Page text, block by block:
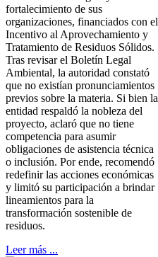
fortalecimiento de sus
organizaciones, financiados con el
Incentivo al Aprovechamiento y
Tratamiento de Residuos Sólidos.
Tras revisar el Boletín Legal
Ambiental, la autoridad constató
que no existían pronunciamientos
previos sobre la materia. Si bien la
entidad respaldó la nobleza del
proyecto, aclaró que no tiene
competencia para asumir
obligaciones de asistencia técnica
o inclusión. Por ende, recomendó
redefinir las acciones económicas
y limitó su participación a brindar
lineamientos para la
transformación sostenible de
residuos.
Leer más ...